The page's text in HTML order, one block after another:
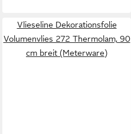
Vlieseline Dekorationsfolie
Volumenvlies 272 Thermolam, 90
cm breit (Meterware)